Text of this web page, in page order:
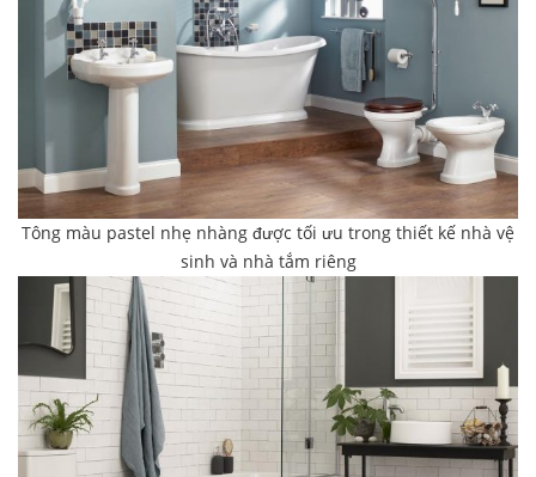
Tông màu pastel nhẹ nhàng được tối ưu trong thiết kế nhà vệ
sinh và nhà tắm riêng